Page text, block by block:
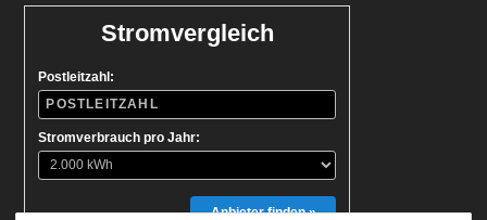
Stromvergleich
Postleitzahl:
Stromverbrauch pro Jahr:
Anbieter finden »